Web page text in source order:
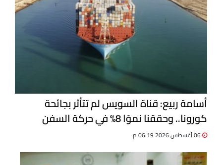
أسامة ربيع: قناة السويس لم تتأثر بجائحة
كورونا.. وحققنا نموًا 8% في حركة السفن